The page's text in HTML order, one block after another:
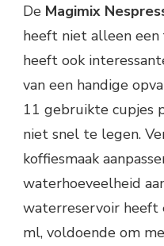
De Magimix
heeft niet alleen een
heeft ook
van een handige
11 gebruikte cupjes
niet snel te legen.
koffiesmaak
waterhoeveelheid
waterreservoir heeft
ml, voldoende om